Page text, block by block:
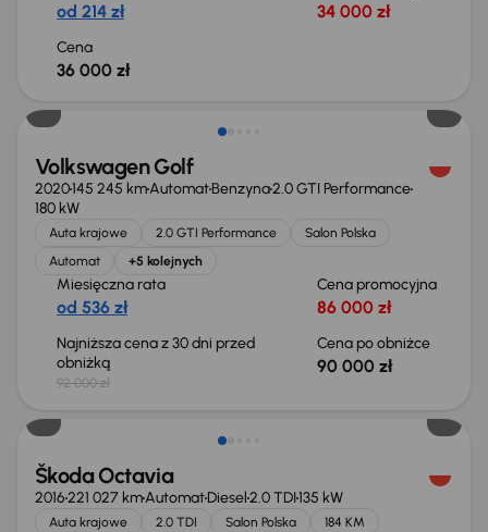
od 214 zł 34 000 zł
Cena
36 000 zł
Taniej o 2 000 zł
Volkswagen Golf
2020145 245 kmAutomatBenzyna2.0 GTI Performance
180 kW
Auta krajowe 2.0 GTI Performance
Salon Polska
Automat
+5 kolejnych
Miesięczna rata
od 536 zł
Cena promocyjna
86 000 zł
Najniższa cena z 30 dni przed
obniżką
92 000 zł
Cena po obniżce
90 000 zł
Škoda Octavia
2016221 027 kmAutomatDiesel2.0 TDI135 kW
Auta krajowe 2.0 TDI Salon Polska
184 KM